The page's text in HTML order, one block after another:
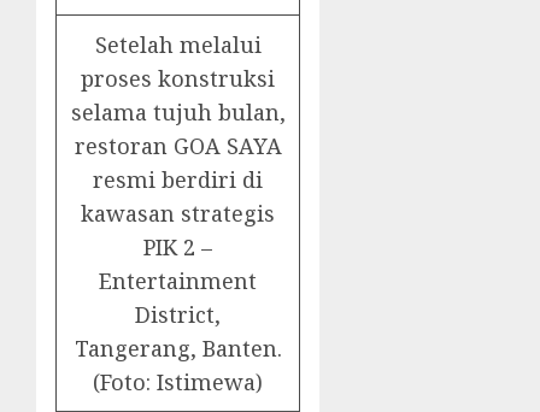
Setelah melalui
proses konstruksi
selama tujuh bulan,
restoran GOA SAYA
resmi berdiri di
kawasan strategis
PIK 2 –
Entertainment
District,
Tangerang, Banten.
(Foto: Istimewa)